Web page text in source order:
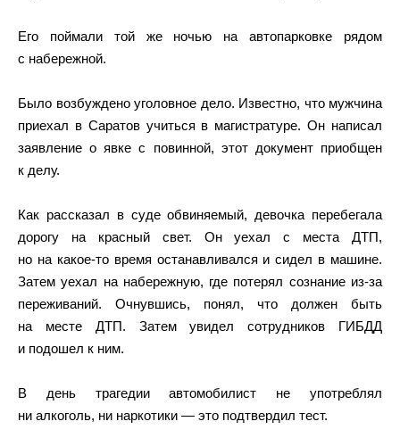
Его поймали той же ночью на автопарковке рядом
с набережной.
Было возбуждено уголовное дело. Известно, что мужчина
приехал в Саратов учиться в магистратуре. Он написал
заявление о явке с повинной, этот документ приобщен
к делу.
Как рассказал в суде обвиняемый, девочка перебегала
дорогу на красный свет. Он уехал с места ДТП,
но на какое-то время останавливался и сидел в машине.
Затем уехал на набережную, где потерял сознание из-за
переживаний. Очнувшись, понял, что должен быть
на месте ДТП. Затем увидел сотрудников ГИБДД
и подошел к ним.
В день трагедии автомобилист не употреблял
ни алкоголь, ни наркотики — это подтвердил тест.